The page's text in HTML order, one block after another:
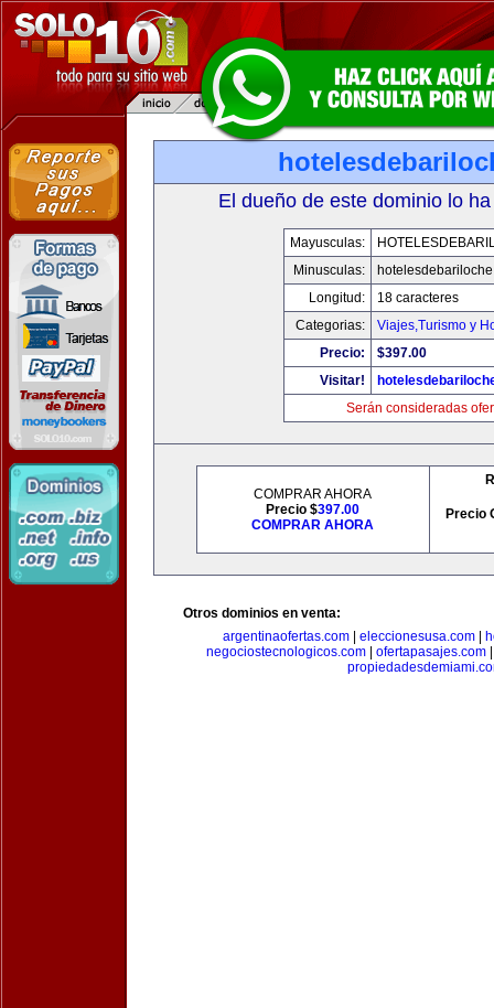
El dueño de este dominio lo
Mayusculas:
Minusculas:
Longitud:
18 caracteres
Categorias:
Viajes,Turismo y
Precio:
$397.00
Visitar!
Serán consideradas
COMPRAR AHORA
Precio $397.00
COMPRAR AHORA
Precio
Otros dominios en venta:
argentinaofertas.com| eleccionesusa.com|
negociostecnologicos.com
ofertapasajes.com